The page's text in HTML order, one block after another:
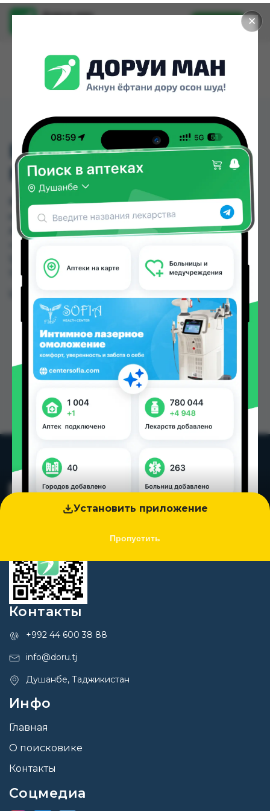
✕
Установить приложение
Пропустить
Доруи ман
Установить
ВЕРОНА КАПС 485МГ
№60 ФЛ
ВЕРОНА КАПС 485МГ №60 ФЛ можно купить
или заказать в аптеках, Абубакри Карим,
Авиценна, АЗИЗ ВАКО , Алишер-К, Амирӣ, Аптека
123.20 TJS в Душанбе и других городах
Таджикистана
Контакты
+992 44 600 38 88
info@doru.tj
Душанбе, Таджикистан
Инфо
Главная
О поисковике
Контакты
Соцмедиа